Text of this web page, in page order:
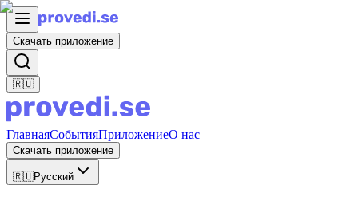
Скачать приложение
🇷🇺
ГлавнаяСобытияПриложениеО нас
Скачать приложение
🇷🇺Русский